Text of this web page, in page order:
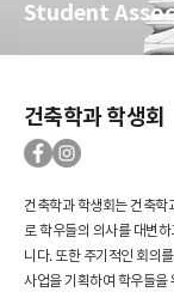
Student
건축학과 학생회
건축학과 학생회는 건축학
로 학우들의 의사를 대변
니다. 또한 주기적인 회의
사업을 기획하여 학우들을